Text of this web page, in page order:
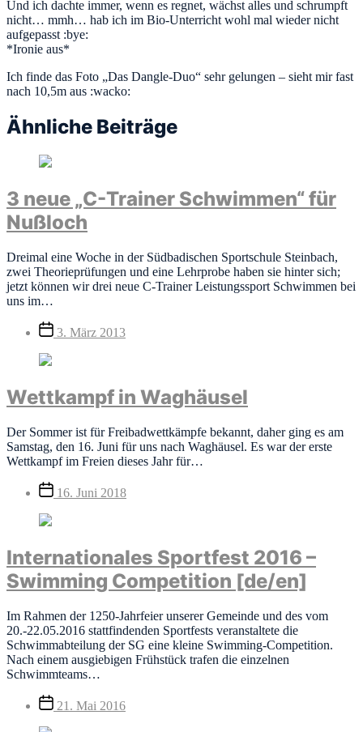
Und ich dachte immer, wenn es regnet, wächst alles und schrumpft
nicht… mmh… hab ich im Bio-Unterricht wohl mal wieder nicht
aufgepasst :bye:
*Ironie aus*
Ich finde das Foto „Das Dangle-Duo“ sehr gelungen – sieht mir fast
nach 10,5m aus :wacko:
Ähnliche Beiträge
3 neue „C-Trainer Schwimmen“ für
Nußloch
Dreimal eine Woche in der Südbadischen Sportschule Steinbach,
zwei Theorieprüfungen und eine Lehrprobe haben sie hinter sich;
jetzt können wir drei neue C-Trainer Leistungssport Schwimmen bei
uns im…
Veröffentlichungsdatum
3. März 2013
Wettkampf in Waghäusel
Der Sommer ist für Freibadwettkämpfe bekannt, daher ging es am
Samstag, den 16. Juni für uns nach Waghäusel. Es war der erste
Wettkampf im Freien dieses Jahr für…
Veröffentlichungsdatum
16. Juni 2018
Internationales Sportfest 2016 –
Swimming Competition [de/en]
Im Rahmen der 1250-Jahrfeier unserer Gemeinde und des vom
20.-22.05.2016 stattfindenden Sportfests veranstaltete die
Schwimmabteilung der SG eine kleine Swimming-Competition.
Nach einem ausgiebigen Frühstück trafen die einzelnen
Schwimmteams…
Veröffentlichungsdatum
21. Mai 2016